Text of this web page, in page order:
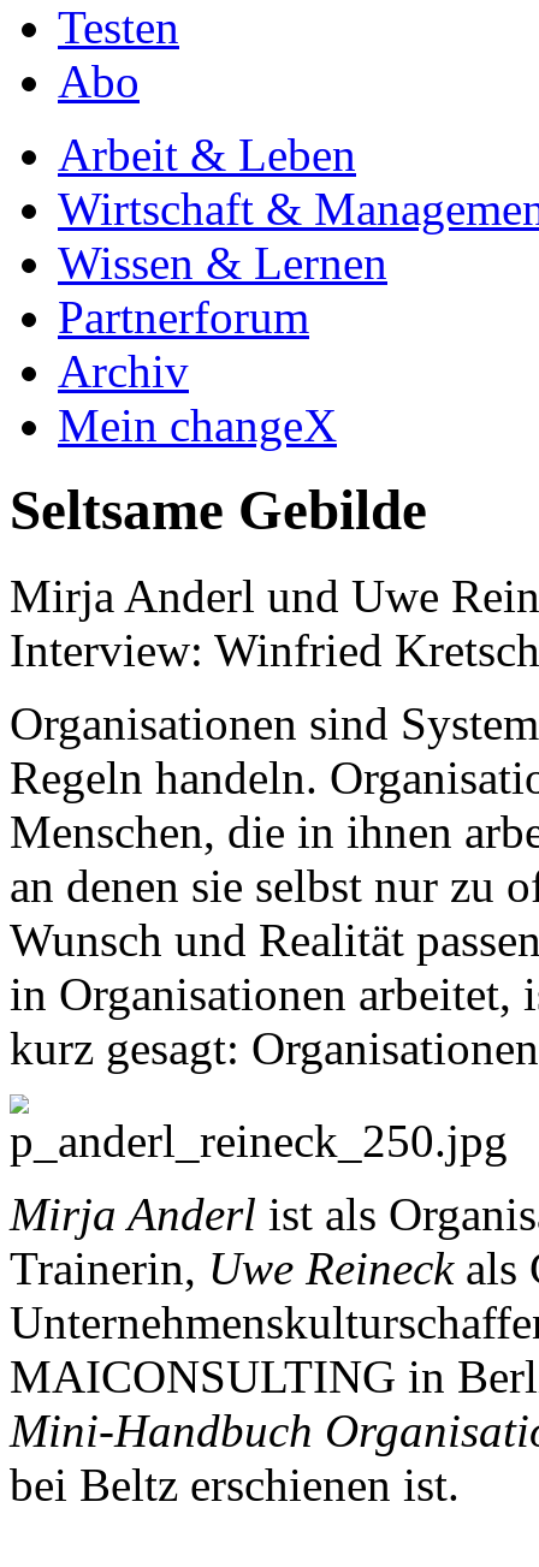
Testen
Abo
Arbeit & Leben
Wirtschaft &
Wissen & Lernen
Partnerforum
Archiv
Mein changeX
Seltsame Gebilde
Mirja Anderl und Uwe
Interview: Winfried
Organisationen sind
Regeln handeln.
Menschen, die in ihnen
an denen sie selbst nur zu
Wunsch und Realität
in Organisationen arbeitet,
kurz gesagt:
Mirja Anderl ist als
Trainerin, Uwe Reineckals
MAICONSULTING in
Mini-Handbuch
bei Beltz erschienen ist.